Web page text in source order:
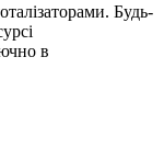
Будь-
в